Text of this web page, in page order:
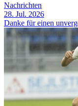
Nachrichten
28. Jul. 2026
Danke für einen